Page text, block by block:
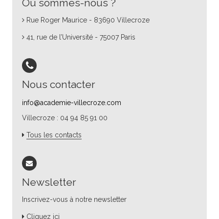
Où sommes-nous ?
Rue Roger Maurice - 83690 Villecroze
41, rue de l’Université - 75007 Paris
Nous contacter
info@academie-villecroze.com
Villecroze : 04 94 85 91 00
Tous les contacts
Newsletter
Inscrivez-vous à notre newsletter
Cliquez ici